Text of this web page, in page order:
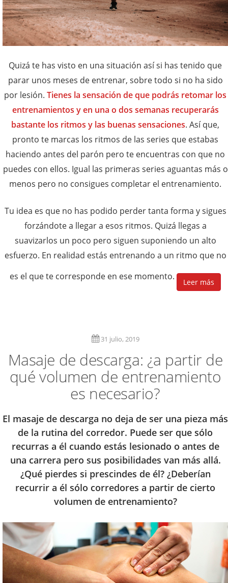
Quizá te has visto en una situación así si has tenido que
parar unos meses de entrenar, sobre todo si no ha sido
por lesión. Tienes la sensación de que podrás retomar los
entrenamientos y en una o dos semanas recuperarás
bastante los ritmos y las buenas sensaciones. Así que,
pronto te marcas los ritmos de las series que estabas
haciendo antes del parón pero te encuentras con que no
puedes con ellos. Igual las primeras series aguantas más o
menos pero no consigues completar el entrenamiento.
Tu idea es que no has podido perder tanta forma y sigues
forzándote a llegar a esos ritmos. Quizá llegas a
suavizarlos un poco pero siguen suponiendo un alto
esfuerzo. En realidad estás entrenando a un ritmo que no
es el que te corresponde en ese momento.
Leer más
31 julio, 2019
Masaje de descarga: ¿a partir de
qué volumen de entrenamiento
es necesario?
El masaje de descarga no deja de ser una pieza más
de la rutina del corredor. Puede ser que sólo
recurras a él cuando estás lesionado o antes de
una carrera pero sus posibilidades van más allá.
¿Qué pierdes si prescindes de él? ¿Deberían
recurrir a él sólo corredores a partir de cierto
volumen de entrenamiento?